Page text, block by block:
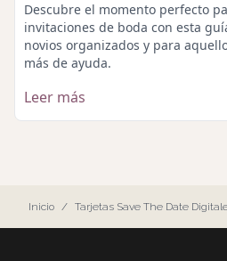
Descubre el momento perfecto
invitaciones de boda con esta
novios organizados y para
más de ayuda.
Leer más
Inicio / Tarjetas Save The Date